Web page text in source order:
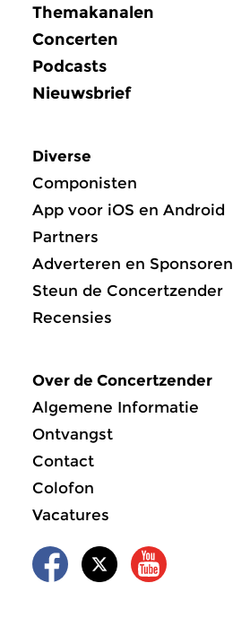
Themakanalen
Concerten
Podcasts
Nieuwsbrief
Diverse
Componisten
App voor iOS en Android
Partners
Adverteren en Sponsoren
Steun de Concertzender
Recensies
Over de Concertzender
Algemene Informatie
Ontvangst
Contact
Colofon
Vacatures